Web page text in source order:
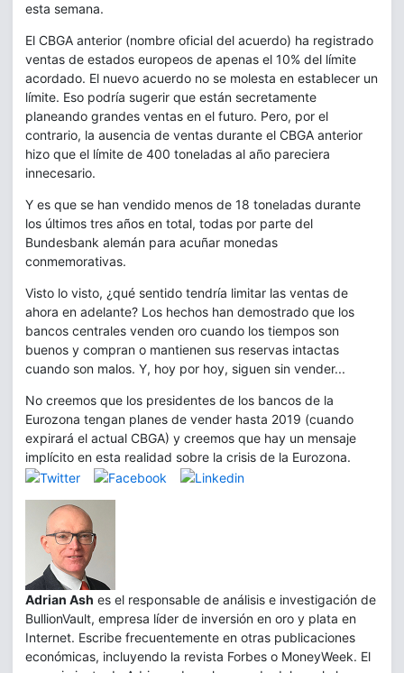
esta semana.
El CBGA anterior (nombre oficial del acuerdo) ha registrado
ventas de estados europeos de apenas el 10% del límite
acordado. El nuevo acuerdo no se molesta en establecer un
límite. Eso podría sugerir que están secretamente
planeando grandes ventas en el futuro. Pero, por el
contrario, la ausencia de ventas durante el CBGA anterior
hizo que el límite de 400 toneladas al año pareciera
innecesario.
Y es que se han vendido menos de 18 toneladas durante
los últimos tres años en total, todas por parte del
Bundesbank alemán para acuñar monedas
conmemorativas.
Visto lo visto, ¿qué sentido tendría limitar las ventas de
ahora en adelante? Los hechos han demostrado que los
bancos centrales venden oro cuando los tiempos son
buenos y compran o mantienen sus reservas intactas
cuando son malos. Y, hoy por hoy, siguen sin vender...
No creemos que los presidentes de los bancos de la
Eurozona tengan planes de vender hasta 2019 (cuando
expirará el actual CBGA) y creemos que hay un mensaje
implícito en esta realidad sobre la crisis de la Eurozona.
Adrian Ash es el responsable de análisis e investigación de
BullionVault, empresa líder de inversión en oro y plata en
Internet. Escribe frecuentemente en otras publicaciones
económicas, incluyendo la revista Forbes o MoneyWeek. El